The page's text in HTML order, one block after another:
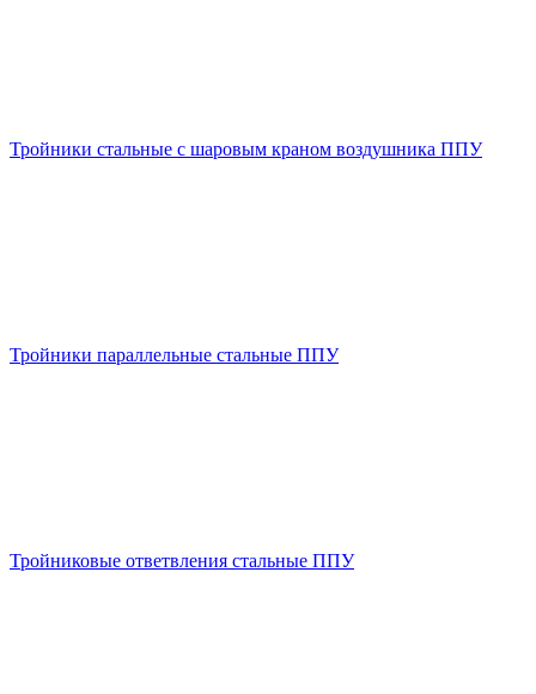
Тройники стальные с шаровым краном воздушника ППУ
Тройники параллельные стальные ППУ
Тройниковые ответвления стальные ППУ